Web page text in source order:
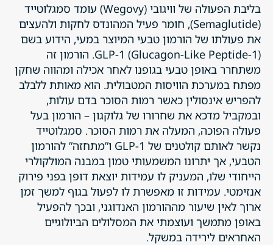
בליבת הפעולה של וויגובי (Wegovy) עומד סמגלוטייד
(Semaglutide), חומר פעיל המהונדס לחקות ולהעצים
את פעולתו של הורמון טבעי המיוצר במעי, הידוע בשם
GLP-1 (Glucagon-Like Peptide-1). הורמון זה
משתחרר באופן טבעי בגופנו לאחר אכילה ומהווה שחקן
מפתח במערכת הוויסות המטבולית. הוא מאותת ללבלב
להפריש אינסולין כאשר רמות הסוכר בדם עולות,
ובמקביל מדכא את שחרורו של גלוקגון – הורמון בעל
פעולה הפוכה, המעלה את רמות הסוכר. סמגלוטייד
נקשר לאותם קולטנים של GLP-1 ו”מתחזה” להורמון
הטבעי, אך יתרונו המשמעותי טמון במבנה המולקולרי
הייחודי שלו, המעניק לו עמידות יוצאת דופן בפני פירוק
אנזימטי. עמידות זו מאפשרת לו לפעול בגוף למשך זמן
ארוך לאין שיעור מההורמון האנדוגני, ובכך להפעיל
באופן מתמשך ועוצמתי את המסלולים הביולוגיים
האחראים לירידה במשקל.